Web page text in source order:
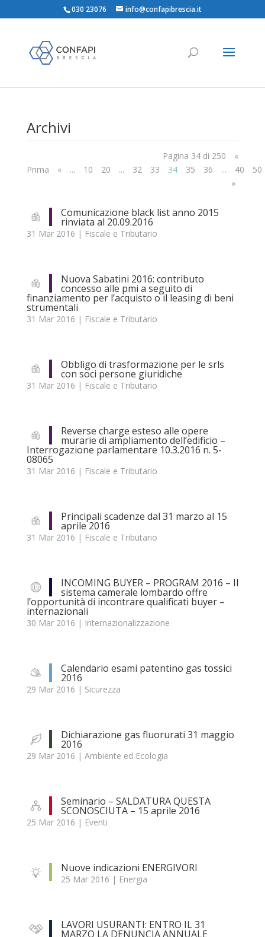
030 23076 info@confapibrescia.it
Αrchivi
Pagina 34 di 250
«
Prima
« ... 10 20 ... 32 33 34 35 36 ... 40
50
»
Comunicazione black list anno 2015
rinviata al 20.09.2016
31 Mar 2016 | Fiscale e Tributario
Nuova Sabatini 2016: contributo
concesso alle pmi a seguito di
finanziamento per l’acquisto o il leasing di beni
strumentali
31 Mar 2016 | Fiscale e Tributario
Obbligo di trasformazione per le srls
con soci persone giuridiche
31 Mar 2016 | Fiscale e Tributario
Reverse charge esteso alle opere
murarie di ampliamento dell’edificio –
Interrogazione parlamentare 10.3.2016 n. 5-
08065
31 Mar 2016 | Fiscale e Tributario
Principali scadenze dal 31 marzo al 15
aprile 2016
31 Mar 2016 | Fiscale e Tributario
INCOMING BUYER – PROGRAM 2016 – Il
sistema camerale lombardo offre
l’opportunità di incontrare qualificati buyer –
internazionali
30 Mar 2016 | Internazionalizzazione
Calendario esami patentino gas tossici
2016
29 Mar 2016 | Sicurezza
Dichiarazione gas fluorurati 31 maggio
2016
29 Mar 2016 | Ambiente ed Ecologia
Seminario – SALDATURA QUESTA
SCONOSCIUTA – 15 aprile 2016
25 Mar 2016 | Eventi
Nuove indicazioni ENERGIVORI
25 Mar 2016 | Energia
LAVORI USURANTI: ENTRO IL 31
MARZO LA DENUNCIA ANNUALE